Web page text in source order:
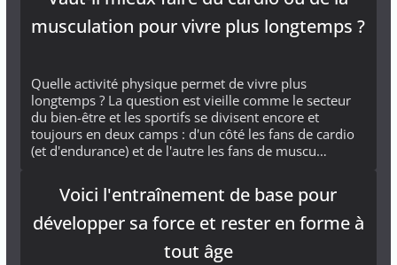
musculation pour vivre plus longtemps ?
Quelle activité physique permet de vivre plus
longtemps ? La question est vieille comme le secteur
du bien-être et les sportifs se divisent encore et
toujours en deux camps : d'un côté les fans de cardio
(et d'endurance) et de l'autre les fans de muscu…
Voici l'entraînement de base pour
développer sa force et rester en forme à
tout âge